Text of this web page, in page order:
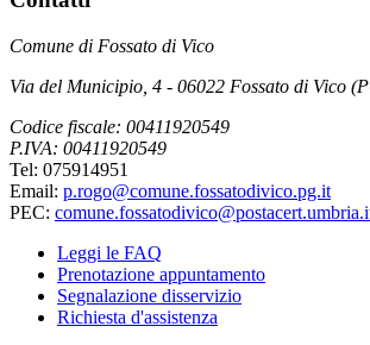
Comune di Fossato di Vico
Via del Municipio, 4 - 06022 Fossato di Vico
Codice fiscale: 00411920549
P.IVA: 00411920549
Tel: 075914951
Email: p.rogo@comune.fossatodivico.pg.it
PEC:
Leggi le FAQ
Prenotazione appuntamento
Segnalazione disservizio
Richiesta d'assistenza